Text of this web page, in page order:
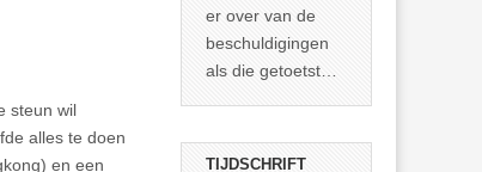
steun wil
alles te doen
en een
werkelijkheid
verhult die
spectaculaire
achterstand die
er over van de
beschuldigingen
als die getoetst
TIJDSCHRIFT